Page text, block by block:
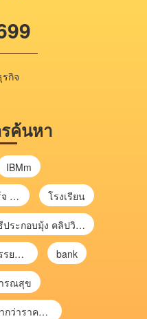
กิจ
ค้นหา
IBMm
-or-1304 ยี่ห้อเครื่องชาร์จ chargecore โรงเรียน
ฉันขอวิธีประกอบมุ้ง คลิปวิดีโอ การประกอบมุ้ง
เอกสารประกอบการบรรยาย การประเมินความเสี่ยงเพื่อวางแผนการตรวจสอบ \ bank
รณสุข
ซื้อทรัพย์ NPL ต่ำกว่าราคาตลาด 30-70% แบบไม่ต้องไปประมูล”